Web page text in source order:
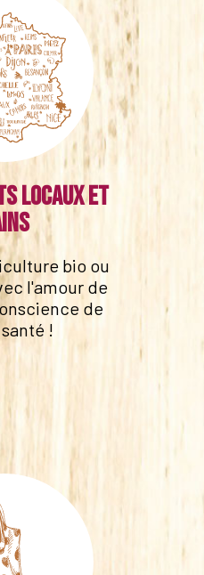
locaux et
bio ou
l'amour de
de
!